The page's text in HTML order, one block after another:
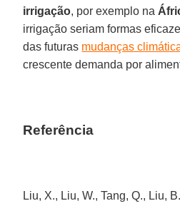
irrigação, por exemplo na
irrigação seriam formas
das futuras mudanças
crescente demanda por
Referência
Liu, X., Liu, W., Tang, Q., Liu,